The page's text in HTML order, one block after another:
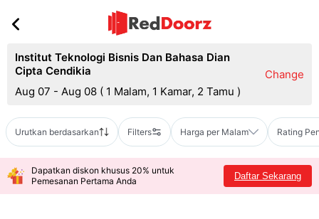
Institut Teknologi Bisnis Dan Bahasa Dian
Cipta Cendikia
Aug 07 - Aug 08 ( 1 Malam, 1 Kamar, 2 Tamu )
Change
Urutkan berdasarkan Filters Harga per Malam Rating
Dapatkan diskon khusus 20% untuk
Pemesanan Pertama Anda
Daftar Sekarang